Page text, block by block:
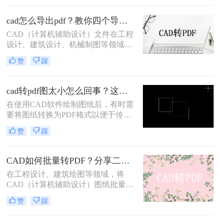
转换为PDF格式，以便与他人共享或
打印。现在让我们来探讨一下怎么把
cad图纸转pdf格式。
cad怎么导出pdf？教你四个导出方法！
CAD（计算机辅助设计）文件在工程
设计、建筑设计、机械制图等领域中
扮演着重要角色。有时，我们需要将
这些CAD文件导出为PDF格式，以便
享。那么cad怎么导出pdf呢？本文将
介绍四种将CAD文件导出为PDF的方
法。
赞 踩
cad转pdf图太小怎么回事？这两个方法很不错！
在使用CAD软件绘制图纸后，有时需
要将图纸转换为PDF格式以便于传输
和查看。然而，在转换过程中，有时
会遇到CAD转PDF图太小的问题。这
为您详细分析原因并提供cad转pdf图
太小怎么回事解决方法。
赞 踩
CAD如何批量转PDF？分享二种高效的转换方法！
在工程设计、建筑绘图等领域，将
CAD（计算机辅助设计）图纸批量转
换为PDF（可移植文档格式）是一个
常见且重要的任务。PDF格式不仅具
赞 踩